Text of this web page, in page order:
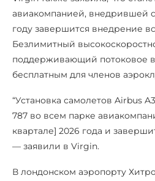
авиакомпанией, внедрившей
году завершится внедрение
Безлимитный
поддерживающий потоковое
бесплатным для членов
“Установка самолетов Airbus
787 во всем парке
квартале] 2026 года и
— заявили в Virgin.
В лондонском аэропорту